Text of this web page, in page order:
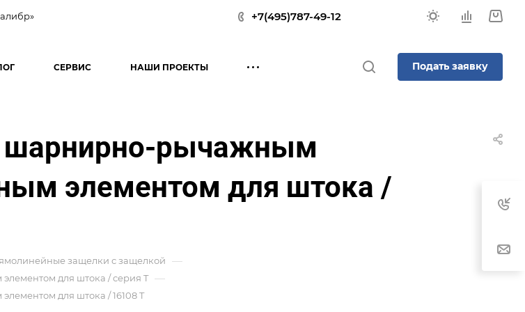
+7(495)787-49-12
СЕРВИС НАШИ ПРОЕКТЫ Подать заявку
шарнирно-рычажным
элементом для штока /
защелки с защелкой —
для штока / серия T —
для штока / 16108 T